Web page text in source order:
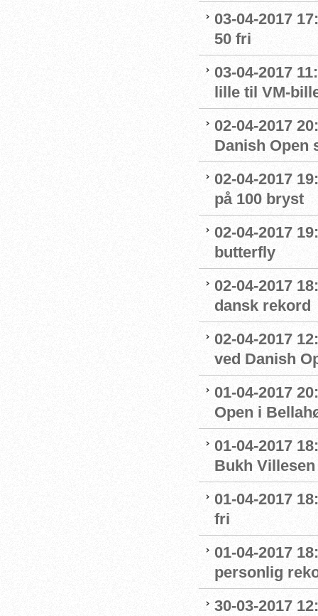
03-04-2017
50 fri
03-04-2017
lille til VM-
02-04-2017
Danish Open
02-04-2017
på 100 bryst
02-04-2017
butterfly
02-04-2017
dansk rekord
02-04-2017
ved Danish
01-04-2017
Open i
01-04-2017
Bukh
01-04-2017
fri
01-04-2017
personlig
30-03-2017